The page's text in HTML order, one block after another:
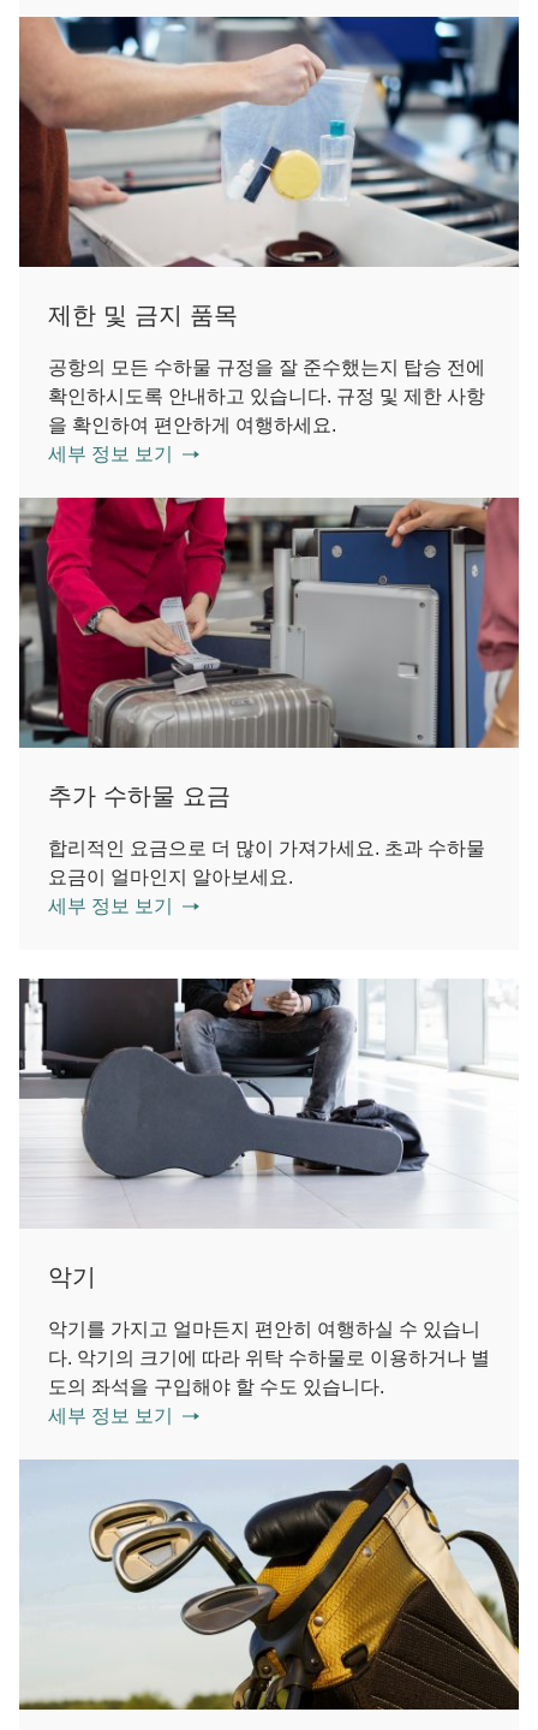
제한 및 금지 품목
공항의 모든 수하물 규정을 잘 준수했는지 탑승 전에
확인하시도록 안내하고 있습니다. 규정 및 제한 사항
을 확인하여 편안하게 여행하세요.
세부 정보 보기
추가 수하물 요금
합리적인 요금으로 더 많이 가져가세요. 초과 수하물
요금이 얼마인지 알아보세요.
세부 정보 보기
악기
악기를 가지고 얼마든지 편안히 여행하실 수 있습니
다. 악기의 크기에 따라 위탁 수하물로 이용하거나 별
도의 좌석을 구입해야 할 수도 있습니다.
세부 정보 보기